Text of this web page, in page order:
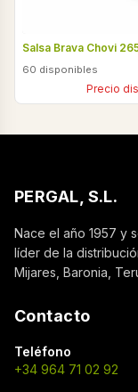
Salsa Brava Chovi
60 disponibles
Precio
PERGAL, S.L.
Nace el año 1957 y
líder de la
Mijares, Baronia,
Contacto
Teléfono
+34 964 71 02 92